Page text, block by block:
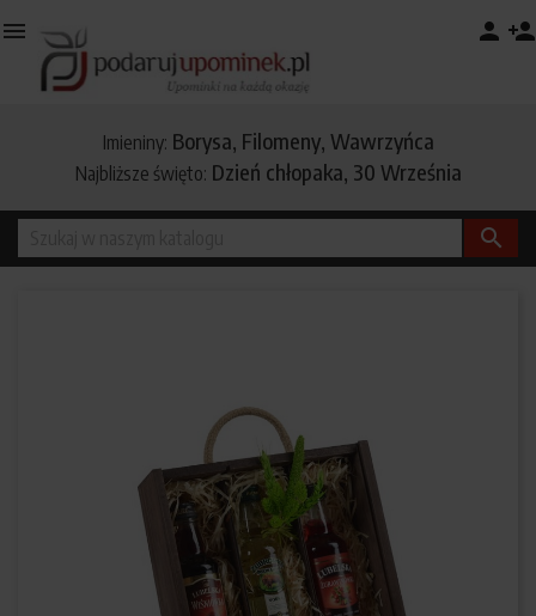
 person person_add
Imieniny: Borysa, Filomeny, Wawrzyńca
Najbliższe święto: Dzień chłopaka, 30 Września
